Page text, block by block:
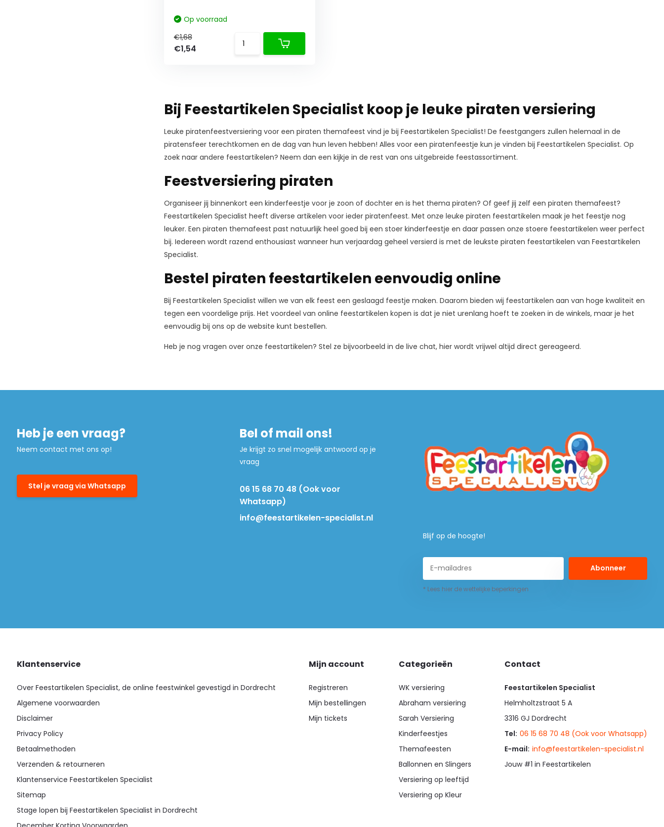
Op voorraad
€1,68
€1,54
Bij Feestartikelen Specialist koop je leuke piraten versiering
Leuke piratenfeestversiering voor een piraten themafeest vind je bij Feestartikelen Specialist! De feestgangers zullen helemaal in de
piratensfeer terechtkomen en de dag van hun leven hebben! Alles voor een piratenfeestje kun je vinden bij Feestartikelen Specialist. Op
zoek naar andere feestartikelen? Neem dan een kijkje in de rest van ons uitgebreide feestassortiment.
Feestversiering piraten
Organiseer jij binnenkort een kinderfeestje voor je zoon of dochter en is het thema piraten? Of geef jij zelf een piraten themafeest?
Feestartikelen Specialist heeft diverse artikelen voor ieder piratenfeest. Met onze leuke piraten feestartikelen maak je het feestje nog
leuker. Een piraten themafeest past natuurlijk heel goed bij een stoer kinderfeestje en daar passen onze stoere feestartikelen weer perfect
bij. Iedereen wordt razend enthousiast wanneer hun verjaardag geheel versierd is met de leukste piraten feestartikelen van Feestartikelen
Specialist.
Bestel piraten feestartikelen eenvoudig online
Bij Feestartikelen Specialist willen we van elk feest een geslaagd feestje maken. Daarom bieden wij feestartikelen aan van hoge kwaliteit en
tegen een voordelige prijs. Het voordeel van online feestartikelen kopen is dat je niet urenlang hoeft te zoeken in de winkels, maar je het
eenvoudig bij ons op de website kunt bestellen.
Heb je nog vragen over onze feestartikelen? Stel ze bijvoorbeeld in de live chat, hier wordt vrijwel altijd direct gereageerd.
Heb je een vraag?
Neem contact met ons op!
Stel je vraag via Whatsapp
Bel of mail ons!
Je krijgt zo snel mogelijk antwoord op je
vraag
06 15 68 70 48 (Ook voor
Whatsapp)
info@feestartikelen-specialist.nl
Blijf op de hoogte!
Abonneer
* Lees hier de wettelijke beperkingen
Klantenservice
Over Feestartikelen Specialist, de online feestwinkel gevestigd in Dordrecht
Algemene voorwaarden
Disclaimer
Privacy Policy
Betaalmethoden
Verzenden & retourneren
Klantenservice Feestartikelen Specialist
Sitemap
Stage lopen bij Feestartikelen Specialist in Dordrecht
Mijn account
Registreren
Mijn bestellingen
Mijn tickets
Categorieën
WK versiering
Abraham versiering
Sarah Versiering
Kinderfeestjes
Themafeesten
Ballonnen en Slingers
Versiering op leeftijd
Versiering op Kleur
Contact
Feestartikelen Specialist
Helmholtzstraat 5 A
3316 GJ Dordrecht
Tel: 06 15 68 70 48 (Ook voor Whatsapp)
E-mail: info@feestartikelen-specialist.nl
Jouw #1 in Feestartikelen